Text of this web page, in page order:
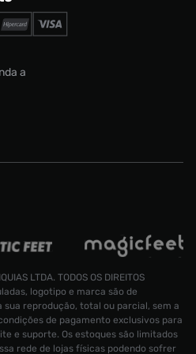
a
LTDA. TODOS OS DIREITOS
logotipo e marca são de
sua reprodução, total ou parcial, sem a
de pagamento exclusivos para
e suporte. Os estoques são limitados
rede de lojas físicas podendo sofrer